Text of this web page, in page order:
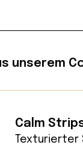
unserem
Calm
Texturierter